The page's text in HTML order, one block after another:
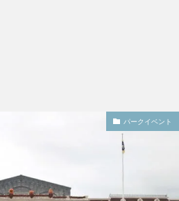
パークイベント